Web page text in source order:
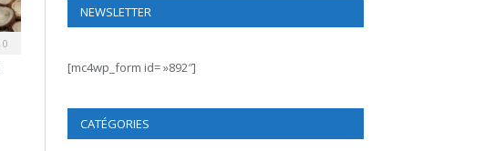
0
NEWSLETTER
[mc4wp_form id= »892″]
CATÉGORIES